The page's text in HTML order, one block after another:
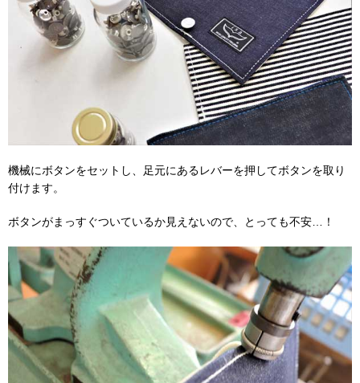
機械にボタンをセットし、足元にあるレバーを押してボタンを取り
付けます。
ボタンがまっすぐついているか見えないので、とっても不安…！